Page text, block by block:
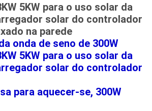
5KW para o uso solar da
solar do controlador
na parede
onda de seno de 300W
5KW para o uso solar da
solar do controlador
para aquecer-se, 300W